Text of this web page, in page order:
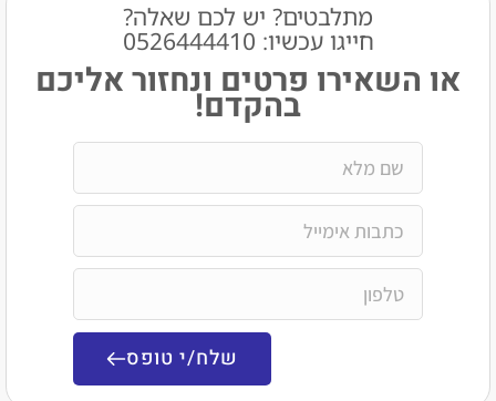
מתלבטים? יש לכם שאלה?
חייגו עכשיו: 0526444410​
פרטים ונחזור אליכם
בהקדם!
שלח/י טופס